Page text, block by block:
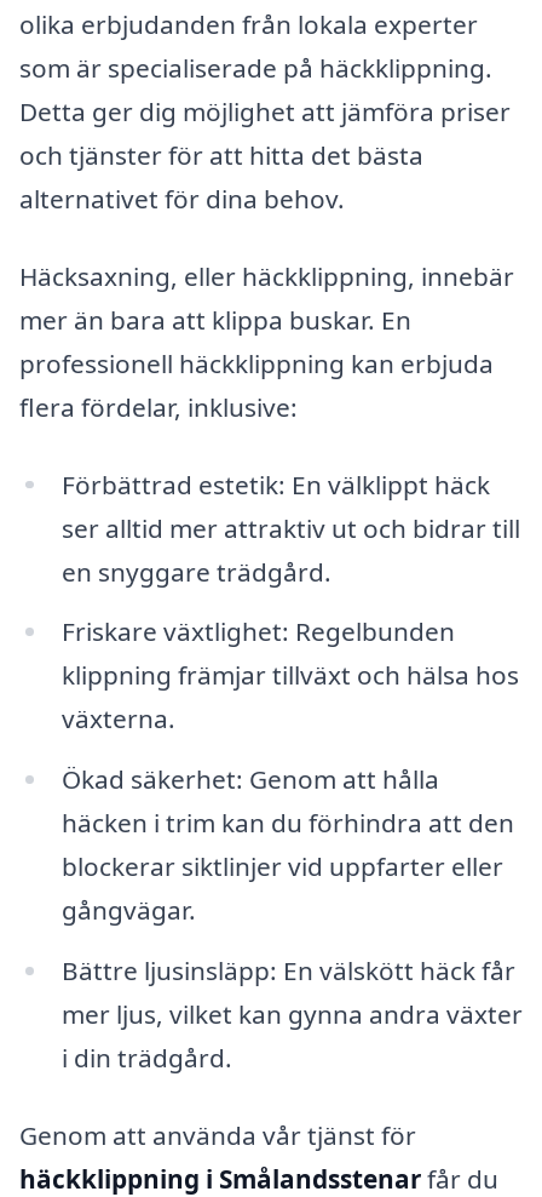
olika erbjudanden från lokala experter
som är specialiserade på häckklippning.
Detta ger dig möjlighet att jämföra priser
och tjänster för att hitta det bästa
alternativet för dina behov.
Häcksaxning, eller häckklippning, innebär
mer än bara att klippa buskar. En
professionell häckklippning kan erbjuda
flera fördelar, inklusive:
Förbättrad estetik: En välklippt häck
ser alltid mer attraktiv ut och bidrar till
en snyggare trädgård.
Friskare växtlighet: Regelbunden
klippning främjar tillväxt och hälsa hos
växterna.
Ökad säkerhet: Genom att hålla
häcken i trim kan du förhindra att den
blockerar siktlinjer vid uppfarter eller
gångvägar.
Bättre ljusinsläpp: En välskött häck får
mer ljus, vilket kan gynna andra växter
i din trädgård.
Genom att använda vår tjänst för
häckklippning i Smålandsstenarfår du